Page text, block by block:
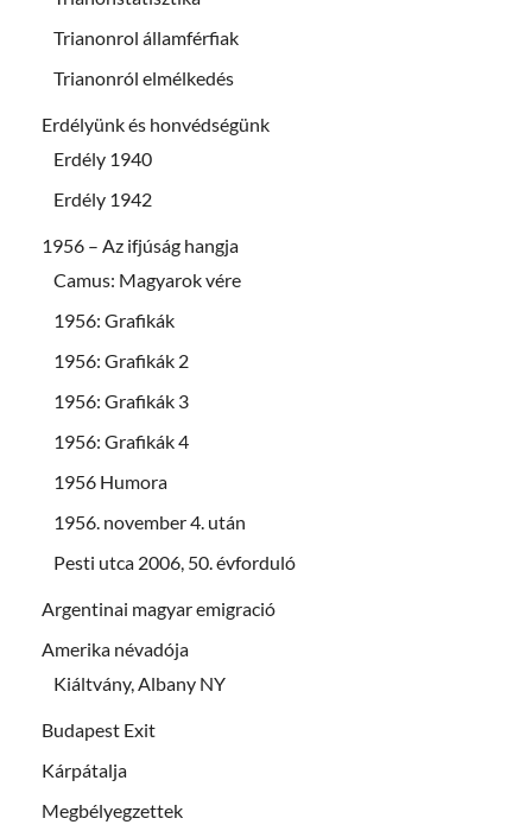
Trianonrol államférfiak
Trianonról elmélkedés
Erdélyünk és honvédségünk
Erdély 1940
Erdély 1942
1956 – Az ifjúság hangja
Camus: Magyarok vére
1956: Grafikák
1956: Grafikák 2
1956: Grafikák 3
1956: Grafikák 4
1956 Humora
1956. november 4. után
Pesti utca 2006, 50. évforduló
Argentinai magyar emigració
Amerika névadója
Kiáltvány, Albany NY
Budapest Exit
Kárpátalja
Megbélyegzettek